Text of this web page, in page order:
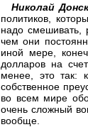
Николай
политиков,
надо смешивать,
чем они
иной мере,
долларов на
менее, это так:
собственное
во всем мире
очень сложный
вообще.